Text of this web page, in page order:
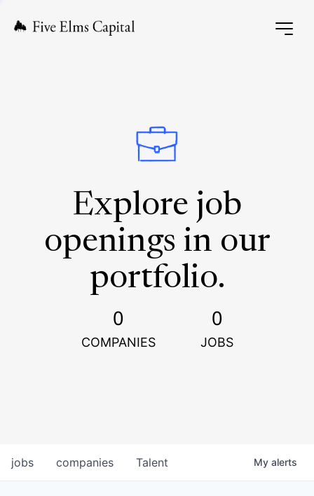
Explore job
openings in our
portfolio.
0
COMPANIES
0
JOBS
jobs companies Talent My alerts